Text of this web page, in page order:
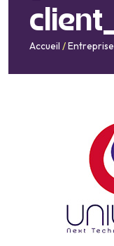
Accueil /Entreprise